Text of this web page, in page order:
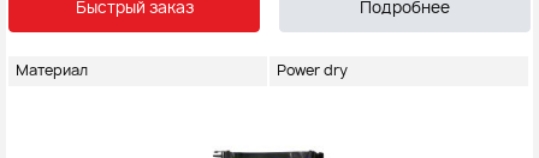
Быстрый заказ Подробнее
Материал Power dry